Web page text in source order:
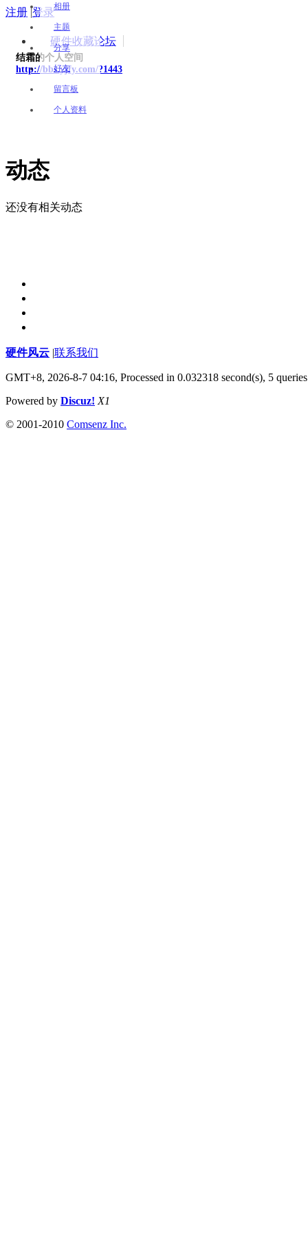
注册 |登录
硬件收藏论坛
结霜的个人空间
http://bbs.yjfy.com/?1443
相册
主题
分享
好友
留言板
个人资料
动态
还没有相关动态
硬件风云 联系我们
GMT+8, 2026-8-7 04:16, Processed in 0.032318 second(s), 5 queries
Powered by Discuz! X1
© 2001-2010 Comsenz Inc.